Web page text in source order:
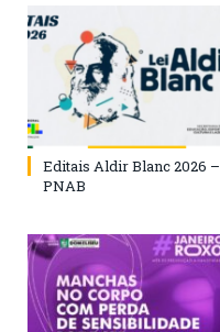
Editais Aldir Blanc 2026 –
PNAB